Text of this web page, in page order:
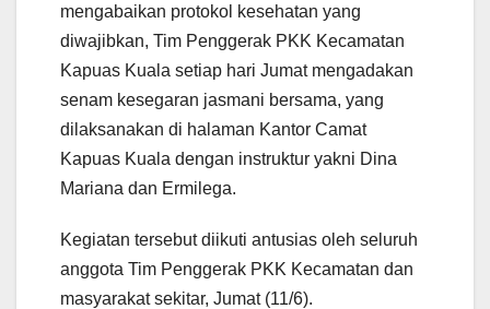
mengabaikan protokol kesehatan yang
diwajibkan, Tim Penggerak PKK Kecamatan
Kapuas Kuala setiap hari Jumat mengadakan
senam kesegaran jasmani bersama, yang
dilaksanakan di halaman Kantor Camat
Kapuas Kuala dengan instruktur yakni Dina
Mariana dan Ermilega.
Kegiatan tersebut diikuti antusias oleh seluruh
anggota Tim Penggerak PKK Kecamatan dan
masyarakat sekitar, Jumat (11/6).